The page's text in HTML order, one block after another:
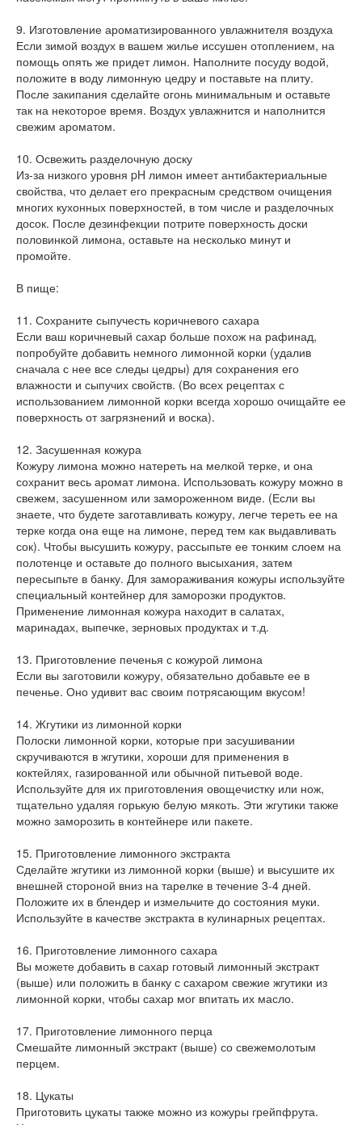
9. Изготовление ароматизированного увлажнителя воздуха
Если зимой воздух в вашем жилье иссушен отоплением, на
помощь опять же придет лимон. Наполните посуду водой,
положите в воду лимонную цедру и поставьте на плиту.
После закипания сделайте огонь минимальным и оставьте
так на некоторое время. Воздух увлажнится и наполнится
свежим ароматом.
10. Освежить разделочную доску
Из-за низкого уровня pH лимон имеет антибактериальные
свойства, что делает его прекрасным средством очищения
многих кухонных поверхностей, в том числе и разделочных
досок. После дезинфекции потрите поверхность доски
половинкой лимона, оставьте на несколько минут и
промойте.
В пище:
11. Сохраните сыпучесть коричневого сахара
Если ваш коричневый сахар больше похож на рафинад,
попробуйте добавить немного лимонной корки (удалив
сначала с нее все следы цедры) для сохранения его
влажности и сыпучих свойств. (Во всех рецептах с
использованием лимонной корки всегда хорошо очищайте ее
поверхность от загрязнений и воска).
12. Засушенная кожура
Кожуру лимона можно натереть на мелкой терке, и она
сохранит весь аромат лимона. Использовать кожуру можно в
свежем, засушенном или замороженном виде. (Если вы
знаете, что будете заготавливать кожуру, легче тереть ее на
терке когда она еще на лимоне, перед тем как выдавливать
сок). Чтобы высушить кожуру, рассыпьте ее тонким слоем на
полотенце и оставьте до полного высыхания, затем
пересыпьте в банку. Для замораживания кожуры используйте
специальный контейнер для заморозки продуктов.
Применение лимонная кожура находит в салатах,
маринадах, выпечке, зерновых продуктах и т.д.
13. Приготовление печенья с кожурой лимона
Если вы заготовили кожуру, обязательно добавьте ее в
печенье. Оно удивит вас своим потрясающим вкусом!
14. Жгутики из лимонной корки
Полоски лимонной корки, которые при засушивании
скручиваются в жгутики, хороши для применения в
коктейлях, газированной или обычной питьевой воде.
Используйте для их приготовления овощечистку или нож,
тщательно удаляя горькую белую мякоть. Эти жгутики также
можно заморозить в контейнере или пакете.
15. Приготовление лимонного экстракта
Сделайте жгутики из лимонной корки (выше) и высушите их
внешней стороной вниз на тарелке в течение 3-4 дней.
Положите их в блендер и измельчите до состояния муки.
Используйте в качестве экстракта в кулинарных рецептах.
16. Приготовление лимонного сахара
Вы можете добавить в сахар готовый лимонный экстракт
(выше) или положить в банку с сахаром свежие жгутики из
лимонной корки, чтобы сахар мог впитать их масло.
17. Приготовление лимонного перца
Смешайте лимонный экстракт (выше) со свежемолотым
перцем.
18. Цукаты
Приготовить цукаты также можно из кожуры грейпфрута.